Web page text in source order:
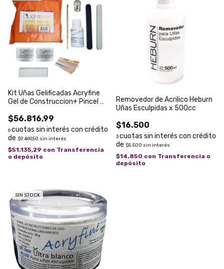
Kit Uñas Gelificadas Acryfine
Gel de Construccion+ Pincel +
$56.816,99
6
$9.469,50 sin interés
$51.135,29 con Transferencia
o depósito
Removedor de Acrilico Heburn
Uñas Esculpidas x 500cc
$16.500
3
$5.500 sin interés
$14.850 con Transferencia o
depósito
SIN STOCK